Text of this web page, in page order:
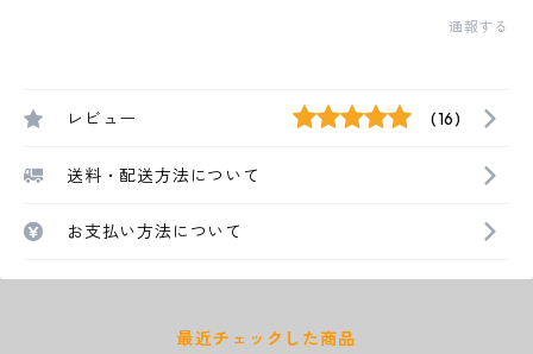
通報する
レビュー (16)
送料・配送方法について
お支払い方法について
最近チェックした商品